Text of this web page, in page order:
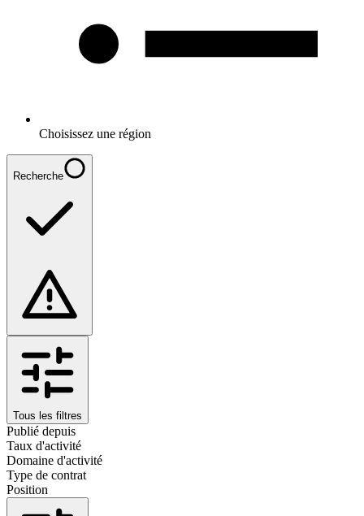
Choisissez une région
Recherche
Tous les filtres
Publié depuis
Taux d'activité
Domaine d'activité
Type de contrat
Position